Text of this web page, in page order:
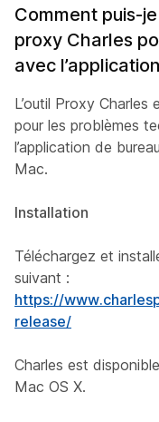
Comment puis-
proxy Charles
avec
L’outil Proxy Charles
pour les problèmes
l’application de
Mac.
Installation
Téléchargez et
suivant :
https://
release/
Charles est
Mac OS X.